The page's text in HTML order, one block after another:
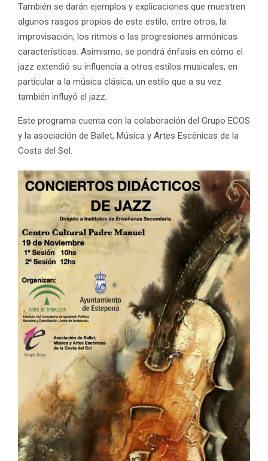
También se darán ejemplos y explicaciones que muestren
algunos rasgos propios de este estilo, entre otros, la
improvisación, los ritmos o las progresiones armónicas
características. Asimismo, se pondrá énfasis en cómo el
jazz extendió su influencia a otros estilos musicales, en
particular a la música clásica, un estilo que a su vez
también influyó el jazz.
Este programa cuenta con la colaboración del Grupo ECOS
y la asociación de Ballet, Música y Artes Escénicas de la
Costa del Sol.